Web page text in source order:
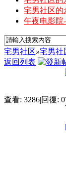
宅男社区的
午夜电影院
宅男社区»宅男社
返回列表
查看: 3286|回復: 0